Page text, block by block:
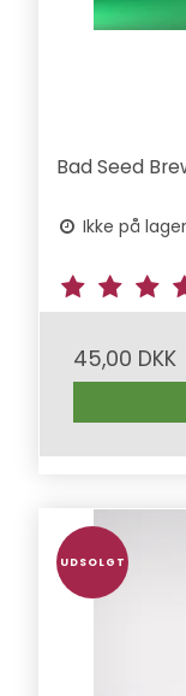
Bad Seed
Ikke på lager
45,00 DKK
UDSOLGT